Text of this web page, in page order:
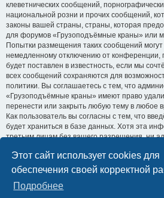
Этот сайт использует cookies для
обеспечения своей корректной
Подробнее
клеветнических сообщений,
национальной розни и прочих сообщений,
законы вашей страны, страны, которая
для форумов «Грузоподъёмные краны» или
Попытки размещения таких сообщений
немедленному отключению от конференции,
будет поставлен в известность, если мы
всех сообщений сохраняются для
политики. Вы соглашаетесь с тем, что
«Грузоподъёмные краны» имеют право
перенести или закрыть любую тему в любое
Как пользователь вы согласны с тем, что
будет храниться в базе данных. Хотя эта
третьим лицам без вашего разрешения, ни
«Грузоподъёмные краны», ни phpBB Limited
за действия хакеров, которые могут
доступу к ней.